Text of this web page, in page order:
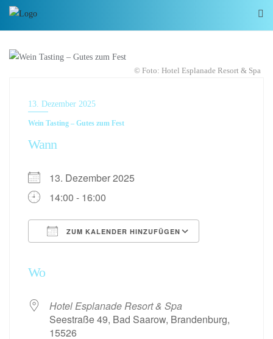
© Foto: Hotel Esplanade Resort & Spa
13. Dezember 2025
Wein Tasting – Gutes zum Fest
Wann
13. Dezember 2025
14:00 - 16:00
ZUM KALENDER HINZUFÜGEN
Wo
Hotel Esplanade Resort & Spa
Seestraße 49, Bad Saarow, Brandenburg,
15526